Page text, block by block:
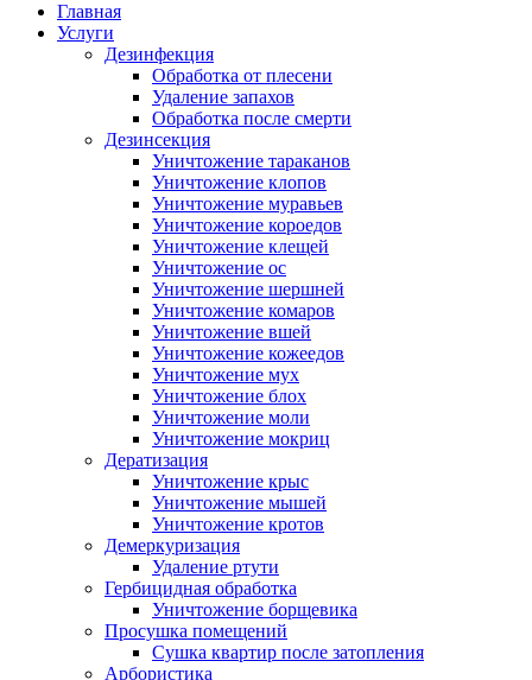
Главная
Услуги
Дезинфекция
Обработка от плесени
Удаление запахов
Обработка после смерти
Дезинсекция
Уничтожение тараканов
Уничтожение клопов
Уничтожение муравьев
Уничтожение короедов
Уничтожение клещей
Уничтожение ос
Уничтожение шершней
Уничтожение комаров
Уничтожение вшей
Уничтожение кожеедов
Уничтожение мух
Уничтожение блох
Уничтожение моли
Уничтожение мокриц
Дератизация
Уничтожение крыс
Уничтожение мышей
Уничтожение кротов
Демеркуризация
Удаление ртути
Гербицидная обработка
Уничтожение борщевика
Просушка помещений
Сушка квартир после затопления
Арбористика